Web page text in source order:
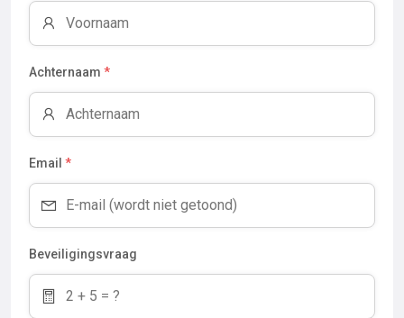
Achternaam *
Email *
Beveiligingsvraag